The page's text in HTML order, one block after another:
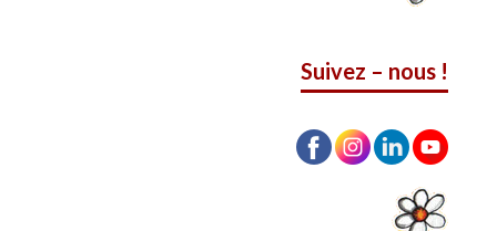
Suivez – nous !